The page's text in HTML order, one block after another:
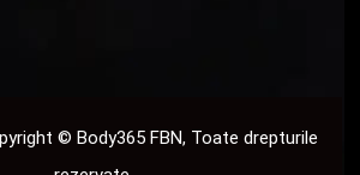
© Body365 FBN, Toate drepturile